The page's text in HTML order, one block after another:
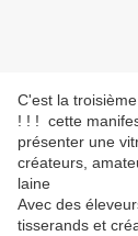
C'est la
! ! ! cette
présenter une
créateurs,
laine
Avec des
tisserands et